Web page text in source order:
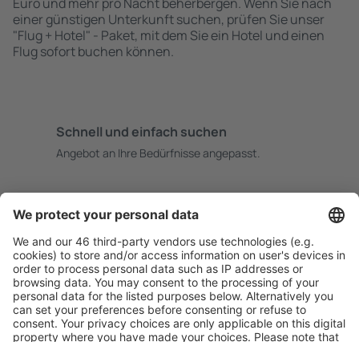
einer günstigen Unterkunft suchen, prüfen Sie unser
"Flug + Hotel" - Paket, mit dem Sie ein Hotel und einen
Flug sofort buchen können.
Schnell und einfach suchen
Angebot an Ihre Bedürfnisse angepasst.
Buchen ohne Sorgen mit einer kostenlosen
Stornierungsoption.
Mehr sparen
Attraktive Preise und Spezialangebote für eingeloggte
Benutzer.